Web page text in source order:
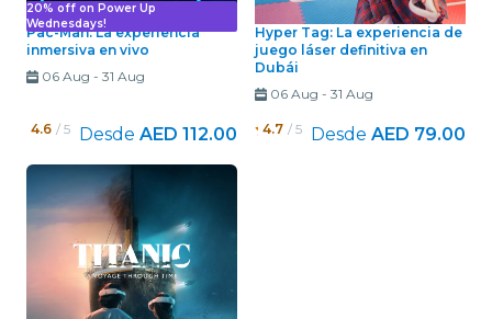
20% off on Power Up
Wednesdays!
Pac-Man: La experiencia
inmersiva en vivo
06 Aug - 31 Aug
4.6 / 5 Desde AED 112.00
Hyper Tag: La experiencia de
juego láser definitiva en
Dubái
06 Aug - 31 Aug
4.7 / 5 Desde AED 79.00